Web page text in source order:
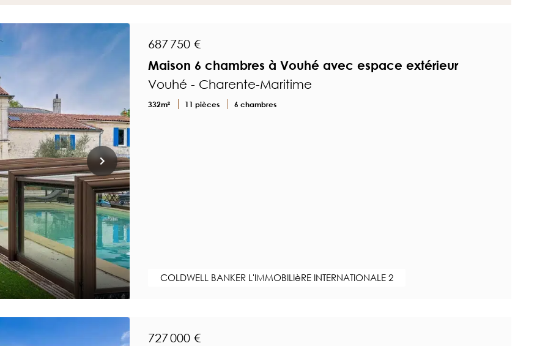
687 750 €
Maison 6 chambres à Vouhé avec espace extérieur
Vouhé - Charente-Maritime
332m² 11 pièces 6 chambres
COLDWELL BANKER L'IMMOBILIèRE INTERNATIONALE 2
727 000 €